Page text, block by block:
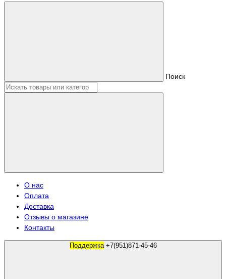
Поиск
О нас
Оплата
Доставка
Отзывы о магазине
Контакты
Поддержка +7(951)871-45-46